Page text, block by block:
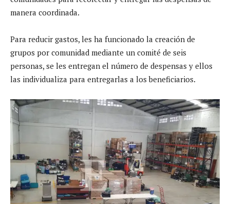
manera coordinada.
Para reducir gastos, les ha funcionado la creación de
grupos por comunidad mediante un comité de seis
personas, se les entregan el número de despensas y ellos
las individualiza para entregarlas a los beneficiarios.